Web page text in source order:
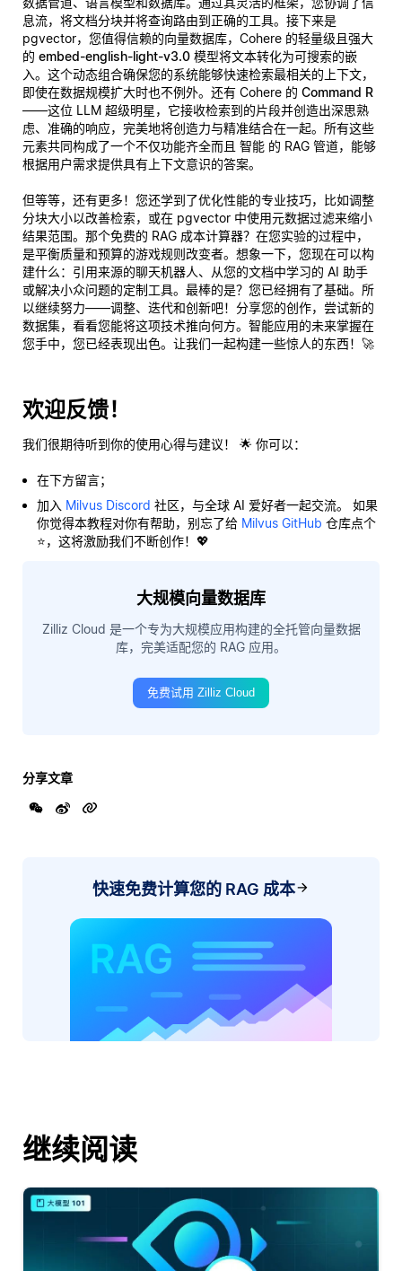
息流，将文档分块并将查询路由到正确的工具。接下来是
pgvector，您值得信赖的向量数据库，Cohere 的轻量级且强大
的 embed-english-light-v3.0 模型将文本转化为可搜索的嵌
入。这个动态组合确保您的系统能够快速检索最相关的上下文，
即使在数据规模扩大时也不例外。还有 Cohere 的 Command R
——这位 LLM 超级明星，它接收检索到的片段并创造出深思熟
虑、准确的响应，完美地将创造力与精准结合在一起。所有这些
元素共同构成了一个不仅功能齐全而且 智能 的 RAG 管道，能够
根据用户需求提供具有上下文意识的答案。
但等等，还有更多！您还学到了优化性能的专业技巧，比如调整
分块大小以改善检索，或在 pgvector 中使用元数据过滤来缩小
结果范围。那个免费的 RAG 成本计算器？在您实验的过程中，
是平衡质量和预算的游戏规则改变者。想象一下，您现在可以构
建什么：引用来源的聊天机器人、从您的文档中学习的 AI 助手
或解决小众问题的定制工具。最棒的是？您已经拥有了基础。所
以继续努力——调整、迭代和创新吧！分享您的创作，尝试新的
数据集，看看您能将这项技术推向何方。智能应用的未来掌握在
您手中，您已经表现出色。让我们一起构建一些惊人的东西！🚀
欢迎反馈！
我们很期待听到你的使用心得与建议！ 🌟 你可以：
在下方留言；
加入 Milvus Discord 社区，与全球 AI 爱好者一起交流。 如果
你觉得本教程对你有帮助，别忘了给 Milvus GitHub 仓库点个
⭐，这将激励我们不断创作！💖
大规模向量数据库
Zilliz Cloud 是一个专为大规模应用构建的全托管向量数据
库，完美适配您的 RAG 应用。
免费试用 Zilliz Cloud
分享文章
快速免费计算您的 RAG 成本
继续阅读